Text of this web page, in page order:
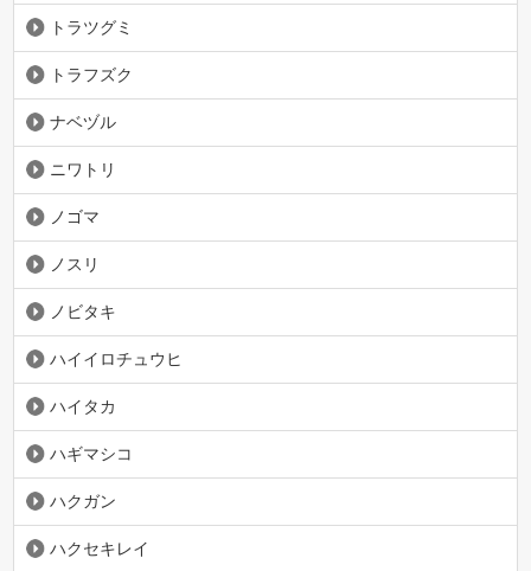
トラツグミ
トラフズク
ナベヅル
ニワトリ
ノゴマ
ノスリ
ノビタキ
ハイイロチュウヒ
ハイタカ
ハギマシコ
ハクガン
ハクセキレイ